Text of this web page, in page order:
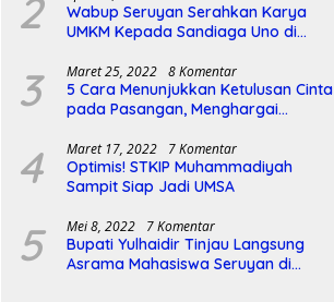
2
Wabup Seruyan Serahkan Karya
UMKM Kepada Sandiaga Uno di
3 Maret 25, 2022 8 Komentar
5 Cara Menunjukkan Ketulusan Cinta
pada Pasangan, Menghargai
4 Maret 17, 2022 7 Komentar
Optimis! STKIP Muhammadiyah
Sampit Siap Jadi UMSA
5 Mei 8, 2022 7 Komentar
Bupati Yulhaidir Tinjau Langsung
Asrama Mahasiswa Seruyan di